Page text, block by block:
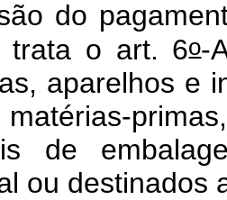
do
trata o art. 6o-
aparelhos e
de
ou destinados